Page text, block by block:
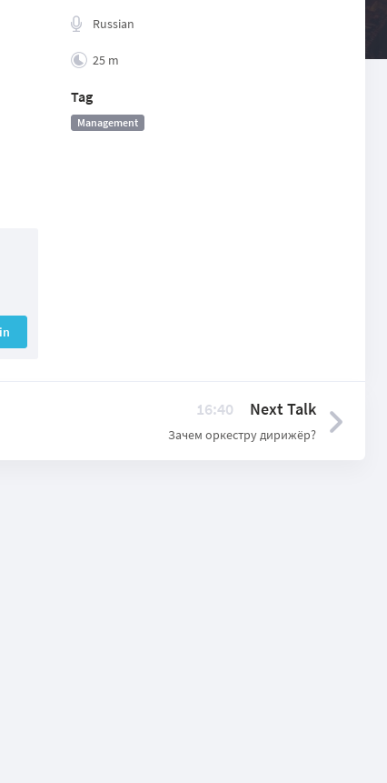
Russian
25 m
Tag
Management
16:40 Next Talk
Зачем оркестру дирижёр?